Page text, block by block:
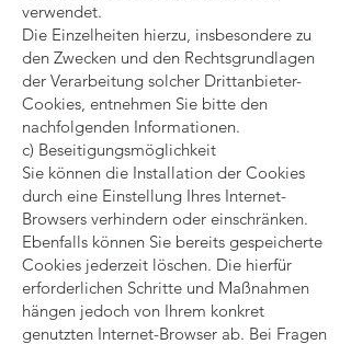
verwendet.
Die Einzelheiten hierzu, insbesondere zu
den Zwecken und den Rechtsgrundlagen
der Verarbeitung solcher Drittanbieter-
Cookies, entnehmen Sie bitte den
nachfolgenden Informationen.
c) Beseitigungsmöglichkeit
Sie können die Installation der Cookies
durch eine Einstellung Ihres Internet-
Browsers verhindern oder einschränken.
Ebenfalls können Sie bereits gespeicherte
Cookies jederzeit löschen. Die hierfür
erforderlichen Schritte und Maßnahmen
hängen jedoch von Ihrem konkret
genutzten Internet-Browser ab. Bei Fragen